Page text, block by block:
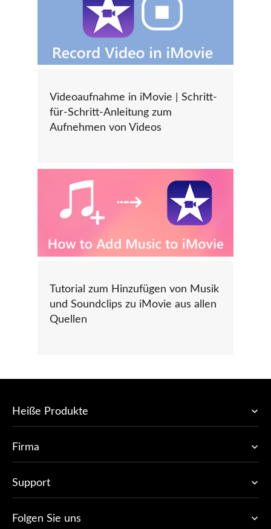
Videoaufnahme in iMovie | Schritt-
für-Schritt-Anleitung zum
Aufnehmen von Videos
Tutorial zum Hinzufügen von Musik
und Soundclips zu iMovie aus allen
Quellen
Heiße Produkte
Firma
Support
Folgen Sie uns